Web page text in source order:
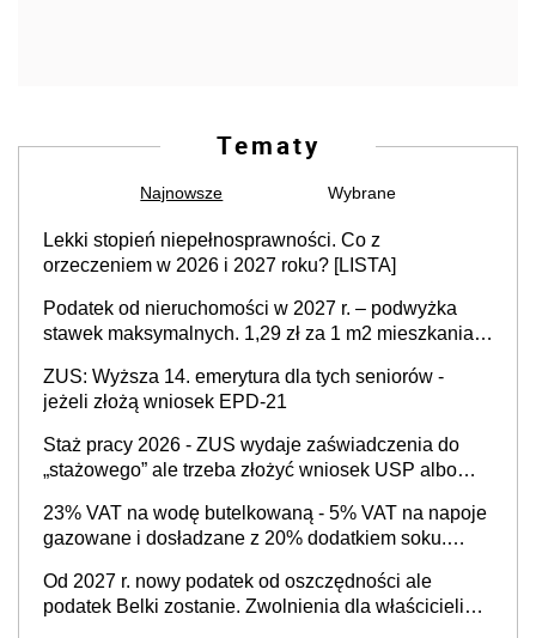
Tematy
Najnowsze Wybrane
Lekki stopień niepełnosprawności. Co z
orzeczeniem w 2026 i 2027 roku? [LISTA]
Podatek od nieruchomości w 2027 r. – podwyżka
stawek maksymalnych. 1,29 zł za 1 m2 mieszkania,
prowadzeniem działalności gospodarczej
ZUS: Wyższa 14. emerytura dla tych seniorów -
jeżeli złożą wniosek EPD-21
Staż pracy 2026 - ZUS wydaje zaświadczenia do
„stażowego” ale trzeba złożyć wniosek USP albo
zaświadczenie z ZUS?
23% VAT na wodę butelkowaną - 5% VAT na napoje
gazowane i dosładzane z 20% dodatkiem soku.
wodę a nie niezdrowe napoje?
Od 2027 r. nowy podatek od oszczędności ale
podatek Belki zostanie. Zwolnienia dla właścicieli